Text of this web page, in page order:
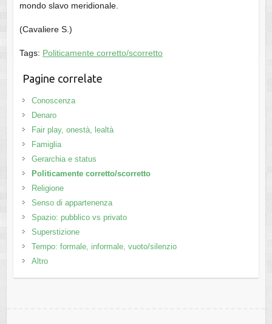
mondo slavo meridionale.
(Cavaliere S.)
Tags: Politicamente corretto/scorretto
Pagine correlate
Conoscenza
Denaro
Fair play, onestà, lealtà
Famiglia
Gerarchia e status
Politicamente corretto/scorretto
Religione
Senso di appartenenza
Spazio: pubblico vs privato
Superstizione
Tempo: formale, informale, vuoto/silenzio
Altro